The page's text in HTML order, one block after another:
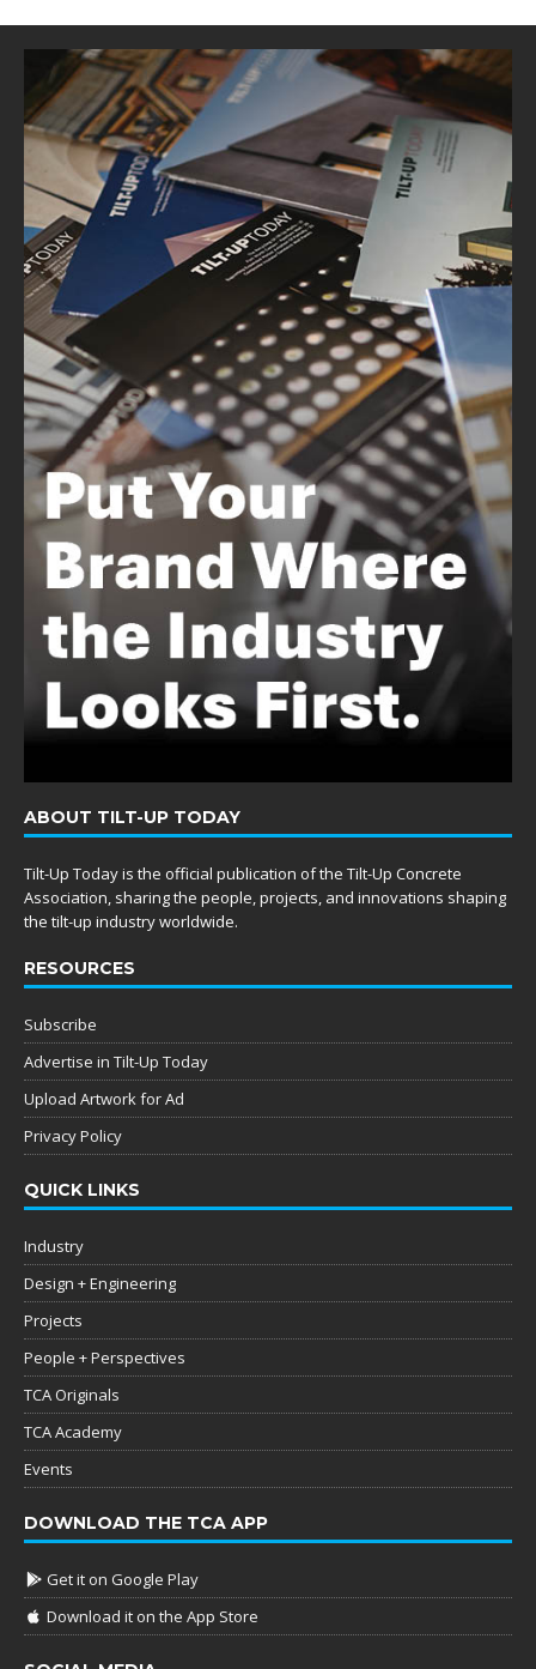
ABOUT TILT-UP TODAY
Tilt-Up Today is the official publication of the Tilt-Up Concrete
Association, sharing the people, projects, and innovations shaping
the tilt-up industry worldwide.
RESOURCES
Subscribe
Advertise in Tilt-Up Today
Upload Artwork for Ad
Privacy Policy
QUICK LINKS
Industry
Design + Engineering
Projects
People + Perspectives
TCA Originals
TCA Academy
Events
DOWNLOAD THE TCA APP
Get it on Google Play
Download it on the App Store